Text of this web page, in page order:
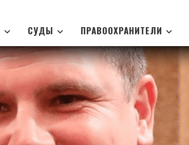
СУДЫ ПРАВООХРАНИТЕЛИ